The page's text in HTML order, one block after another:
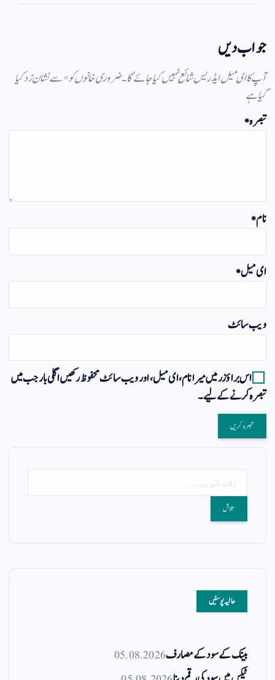
جواب دیں
آپ کا ای میل ایڈریس شائع نہیں کیا جائے گا۔ضروری خانوں کو*سے نشان زد کیا
گیا ہے
تبصرہ*
نام*
ای میل*
ویب‌ سائٹ
اس براؤزر میں میرا نام، ای میل، اور ویب سائٹ محفوظ رکھیں اگلی بار جب میں
تبصرہ کرنے کےلیے۔
حالیہ پوسٹیں
بینک کے سود کے مصارف05.08.2026